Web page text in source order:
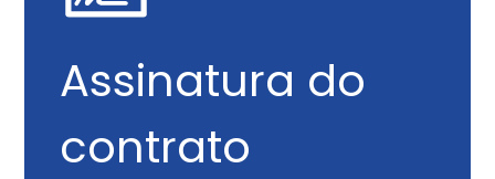
Assinatura do
contrato